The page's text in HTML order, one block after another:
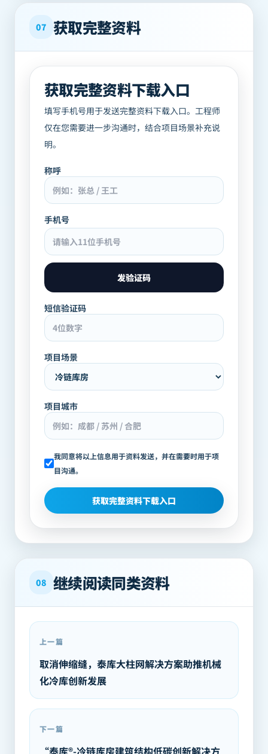
07 获取完整资料
获取完整资料下载入口
填写手机号用于发送完整资料下载入口。工程师
仅在您需要进一步沟通时，结合项目场景补充说
明。
称呼
手机号
发验证码
短信验证码
项目场景
项目城市
我同意将以上信息用于资料发送，并在需要时用于项
目沟通。
获取完整资料下载入口
08 继续阅读同类资料
上一篇
取消伸缩缝，泰库大柱网解决方案助推机械
化冷库创新发展
下一篇
“泰库®-冷链库房建筑结构低碳创新解决方